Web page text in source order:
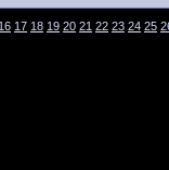
16 17 18 19 20 21 22 23 24 25